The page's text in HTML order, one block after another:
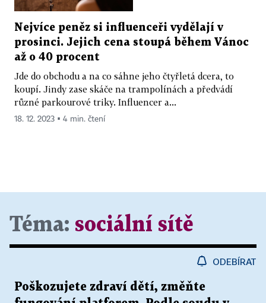
Nejvíce peněz si influenceři vydělají v
prosinci. Jejich cena stoupá během Vánoc
až o 40 procent
Jde do obchodu a na co sáhne jeho čtyřletá dcera, to
koupí. Jindy zase skáče na trampolínách a předvádí
různé parkourové triky. Influencer a...
18. 12. 2023 ▪ 4 min. čtení
Téma: sociální sítě
ODEBÍRAT
Poškozujete zdraví dětí, změňte